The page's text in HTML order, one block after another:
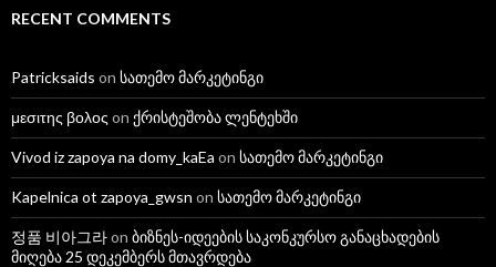
RECENT COMMENTS
Patricksaids on სათემო მარკეტინგი
μεσιτης βολος on ქრისტეშობა ლენტეხში
Vivod iz zapoya na domy_kaEa on სათემო მარკეტინგი
Kapelnica ot zapoya_gwsn on სათემო მარკეტინგი
정품 비아그라on ბიზნეს-იდეების საკონკურსო განაცხადების
მიღება 25 დეკემბერს მთავრდება